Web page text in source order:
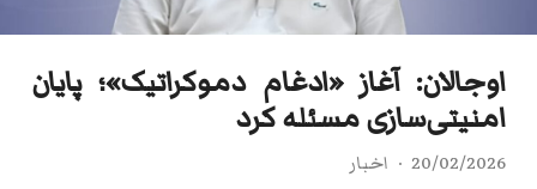
اوجالان: آغاز «ادغام دموکراتیک»؛ پایان
امنیتی‌سازی مسئله کرد
20/02/2026
اخبار